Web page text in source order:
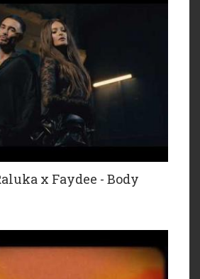
x Faydee - Body